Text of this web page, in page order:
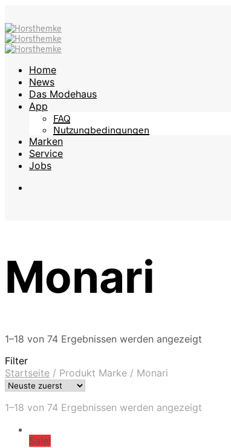
Home
News
Das Modehaus
App
FAQ
Nutzungbedingungen
Marken
Service
Jobs
Monari
1–18 von 74 Ergebnissen werden angezeigt
Filter
Startseite / Produkt Marke / Monari
1–18 von 74 Ergebnissen werden angezeigt
Sale!